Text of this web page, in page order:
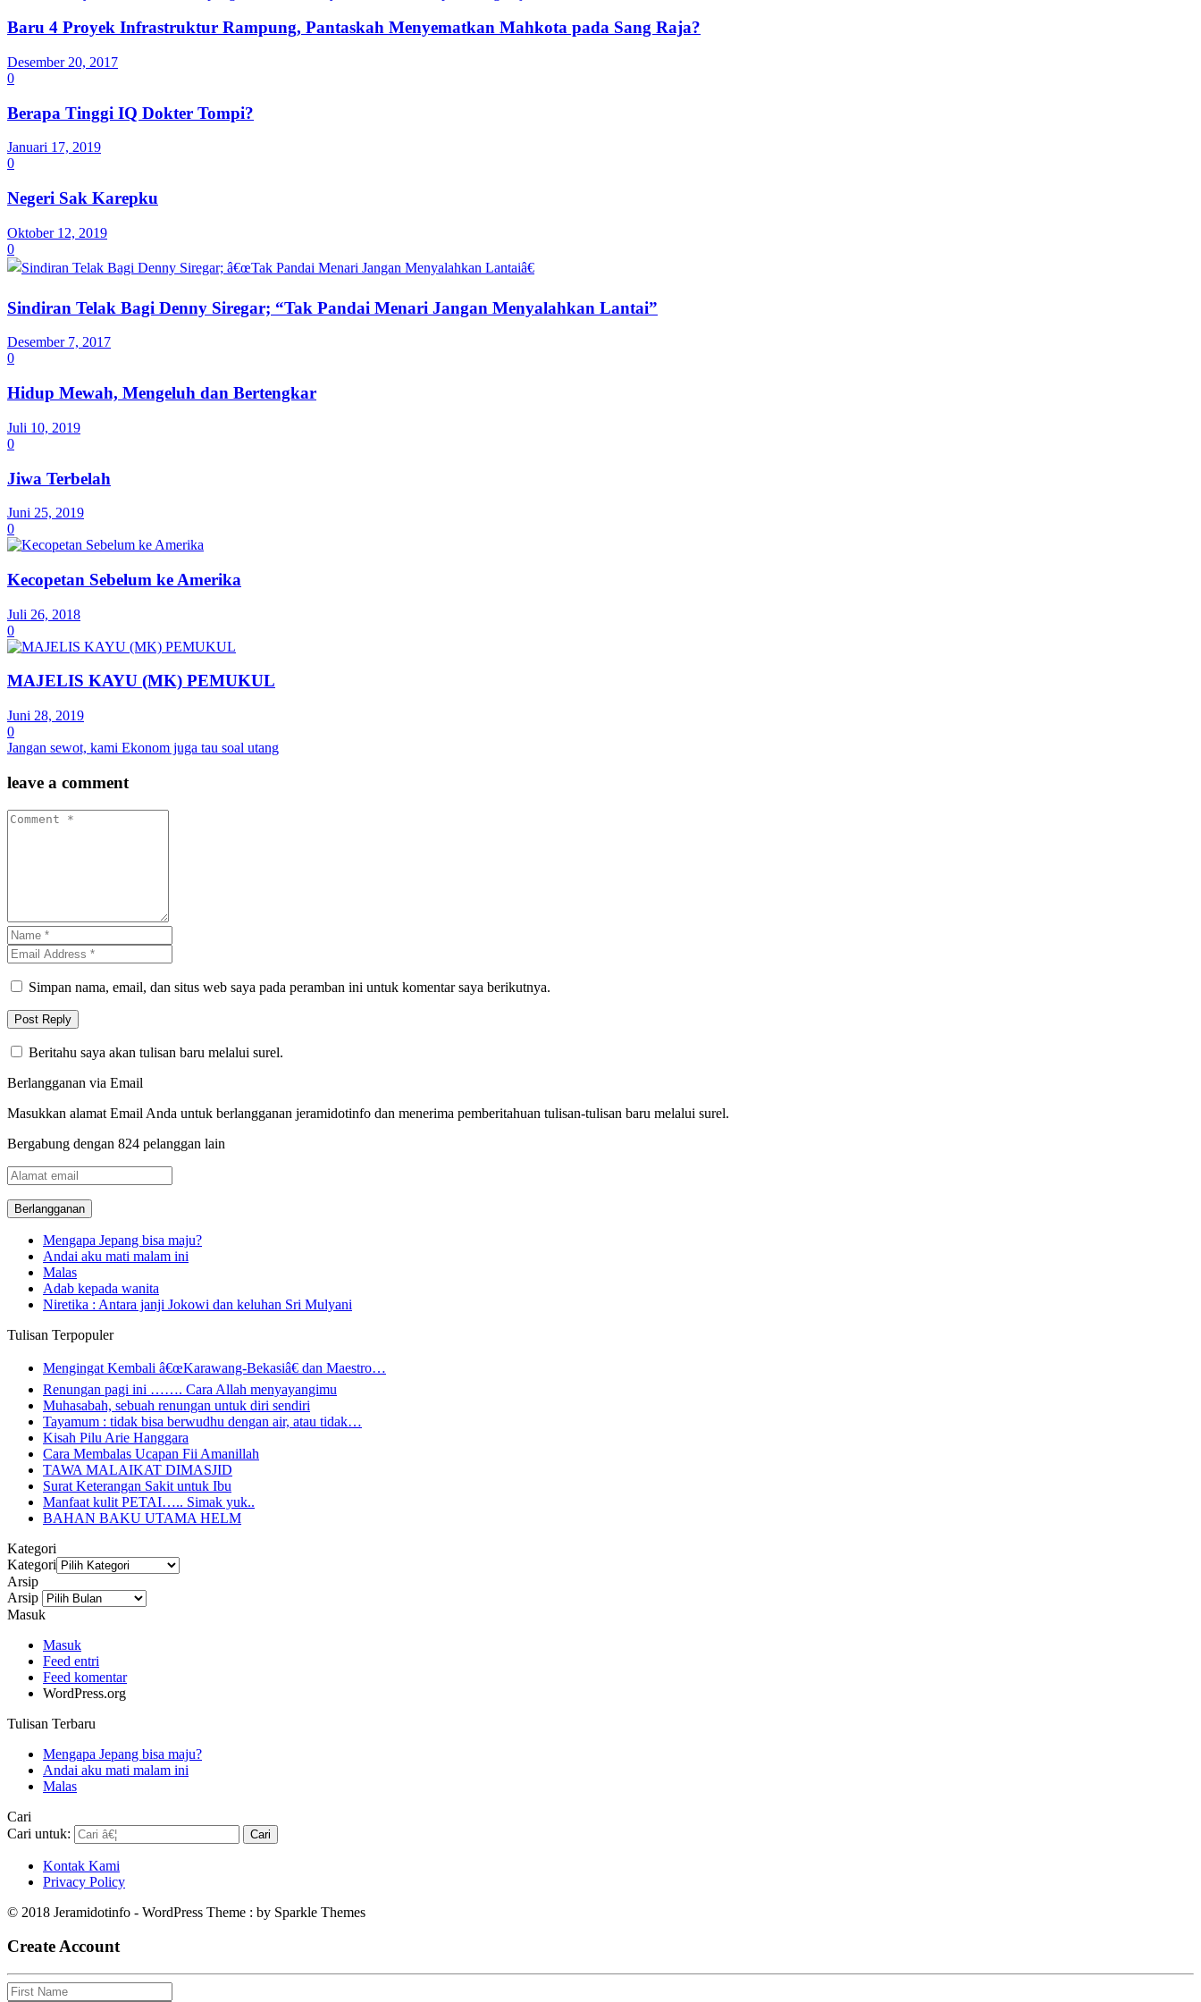
Baru 4 Proyek Infrastruktur Rampung, Pantaskah Menyematkan Mahkota pada Sang Raja?
Desember 20, 2017
0
Berapa Tinggi IQ Dokter Tompi?
Januari 17, 2019
0
Negeri Sak Karepku
Oktober 12, 2019
0
Sindiran Telak Bagi Denny Siregar; “Tak Pandai Menari Jangan Menyalahkan Lantai”
Desember 7, 2017
0
Hidup Mewah, Mengeluh dan Bertengkar
Juli 10, 2019
0
Jiwa Terbelah
Juni 25, 2019
0
Kecopetan Sebelum ke Amerika
Juli 26, 2018
0
MAJELIS KAYU (MK) PEMUKUL
Juni 28, 2019
0
Jangan sewot, kami Ekonom juga tau soal utang
leave a comment
Simpan nama, email, dan situs web saya pada peramban ini untuk komentar saya berikutnya.
Beritahu saya akan tulisan baru melalui surel.
Berlangganan via Email
Masukkan alamat Email Anda untuk berlangganan jeramidotinfo dan menerima pemberitahuan tulisan-tulisan baru melalui surel.
Bergabung dengan 824 pelanggan lain
Alamat
email
Mengapa Jepang bisa maju?
Andai aku mati malam ini
Malas
Adab kepada wanita
Niretika : Antara janji Jokowi dan keluhan Sri Mulyani
Tulisan Terpopuler
Mengingat Kembali â€œKarawang-Bekasiâ€ dan Maestro…
Renungan pagi ini ……. Cara Allah menyayangimu
Muhasabah, sebuah renungan untuk diri sendiri
Tayamum : tidak bisa berwudhu dengan air, atau tidak…
Kisah Pilu Arie Hanggara
Cara Membalas Ucapan Fii Amanillah
TAWA MALAIKAT DIMASJID
Surat Keterangan Sakit untuk Ibu
Manfaat kulit PETAI….. Simak yuk..
BAHAN BAKU UTAMA HELM
Kategori
Kategori
Arsip
Arsip
Masuk
Masuk
Feed entri
Feed komentar
WordPress.org
Tulisan Terbaru
Mengapa Jepang bisa maju?
Andai aku mati malam ini
Malas
Cari
Cari untuk:
Kontak Kami
Privacy Policy
© 2018 Jeramidotinfo - WordPress Theme : by Sparkle Themes
Create Account